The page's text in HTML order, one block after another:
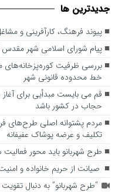
است
اصلاح خط محدوده قانونی
جديدترين ها
پیوند فرهنگ، کارآفرینی و
پیام شورای اسلامی شهر مقدس
خط محدوده قانونی شهر
قم می بایست مبدأیی برای
حجاب در کشور باشد
مردم پشتوانه اصلی طرح‌های
تکلیف و عرضه پوشاک عفیفانه
طرح شهربانو باید محور
صیانت از حریم خانواده و
“طرح شهربانو” به دنبال